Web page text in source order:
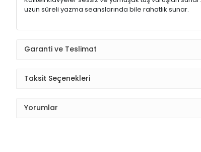
uzun süreli yazma seanslarında bile rahatlık sunar.
Garanti ve Teslimat
Taksit Seçenekleri
Yorumlar